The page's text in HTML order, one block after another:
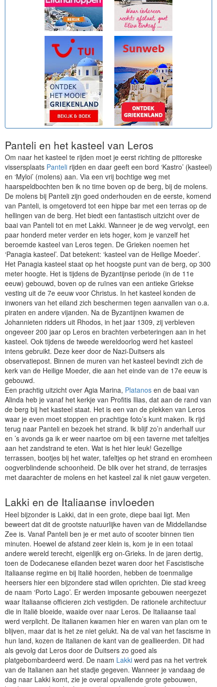
Panteli en het kasteel van Leros
Om naar het kasteel te rijden moet je eerst richting de pittoreske
vissersplaats Panteli rijden en daar geeft een bord ‘Kastro’ (kasteel)
en ‘Myloi’ (molens) aan. Via een vrij bochtige weg met
haarspeldbochten ben ik no time boven op de berg, bij de molens.
De molens bij Panteli zijn goed onderhouden en de eerste, komend
van Panteli, is omgetoverd tot een hippe bar met een terras op de
hellingen van de berg. Het biedt een fantastisch uitzicht over de
baai van Panteli tot en met Lakki. Wanneer je de weg vervolgt, een
paar honderd meter verder en iets hoger, kom je vanzelf het
beroemde kasteel van Leros tegen. De Grieken noemen het
‘Panagia kasteel’. Dat betekent: ‘kasteel van de Heilige Moeder’.
Het Panagia kasteel staat op het hoogste punt van de berg, op 300
meter hoogte. Het is tijdens de Byzantijnse periode (in de 11e
eeuw) gebouwd, boven op de ruïnes van een antieke Griekse
vesting uit de 7e eeuw voor Christus. In het kasteel konden de
inwoners van het eiland zich beschermen tegen aanvallen van o.a.
piraten en andere vijanden. Na de Byzantijnen kwamen de
Johannieten ridders uit Rhodos, in het jaar 1309, zij verbleven
ongeveer 200 jaar op Leros en brachten verbeteringen aan in het
kasteel. Ook tijdens de tweede wereldoorlog werd het kasteel
intens gebruikt. Deze keer door de Nazi-Duitsers als
observatiepost. Binnen de muren van het kasteel bevindt zich de
kerk van de Heilige Moeder, die aan het einde van de 17e eeuw is
gebouwd.
Een prachtig uitzicht over Agia Marina, Platanos en de baai van
Alinda heb je vanaf het kerkje van Profitis Ilias, dat aan de rand van
de berg bij het kasteel staat. Het is een van de plekken van Leros
waar je even moet stoppen en prachtige foto’s kunt maken. Ik rijd
terug naar Panteli en bezoek het strand. Ik blijf zo’n anderhalf uur
en ’s avonds ga ik er weer naartoe om bij een taverne met tafeltjes
aan het zandstrand te eten. Wat is het hier leuk! Gezellige
terrassen, bootjes bij het water, tafeltjes op het strand en eromheen
oogverblindende schoonheid. De blik over het strand, de terrasjes
met daarachter de molens en het kasteel zal ik niet gauw vergeten.
Lakki en de Italiaanse invloeden
Heel bijzonder is Lakki, dat in een grote, diepe baai ligt. Men
beweert dat dit de grootste natuurlijke haven van de Middellandse
Zee is. Vanaf Panteli ben je er met auto of scooter binnen tien
minuten. Hoewel de afstand zeer klein is, kom je in een totaal
andere wereld terecht, eigenlijk erg on-Grieks. In de jaren dertig,
toen de Dodecanese eilanden bezet waren door het Fascistische
Italiaanse regime en bij Italië hoorden, hebben de toenmalige
heersers hier een bijzondere stad willen oprichten. Die stad kreeg
de naam ‘Porto Lago’. Er werden imposante gebouwen neergezet
waar Italiaanse officieren zich vestigden. De rationele architectuur
die in Italië bloeide, waaide over naar Leros. De Italiaanse taal
werd verplicht. De Italianen kwamen hier en waren van plan om te
blijven, maar dat is het ze niet gelukt. Na de val van het fascisme in
hun land, kozen de Italianen de kant van de geallieerden. Dit had
als gevolg dat Leros door de Duitsers zo goed als
platgebombardeerd werd. De naam Lakki werd pas na het vertrek
van de Italianen aan het stadje gegeven. Wanneer je vandaag de
dag naar Lakki komt, zie je overal opvallende grote gebouwen,